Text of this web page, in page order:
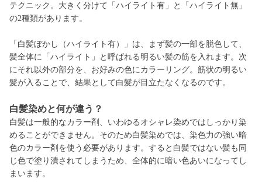
テクニック。大きく分けて「ハイライト有」と「ハイライト無」
の2種類があります。
「白髪ぼかし（ハイライト有）」は、まず髪の一部を脱色して、
髪全体に「ハイライト」と呼ばれる明るい髪の筋を入れます。次
にそれ以外の部分を、お好みの色にカラーリング。筋状の明るい
髪が入ることで、結果として白髪が目立たなくなるのです。
白髪染めと何が違う？
白髪は一般的なカラー剤、いわゆるオシャレ染めではしっかり染
めることができません。そのため白髪染めでは、染色力の強い暗
色のカラー剤を使う必要があります。すると白髪ではない髪も同
じ色で塗り潰されてしまうため、全体的に暗い色あいになってし
まいます。